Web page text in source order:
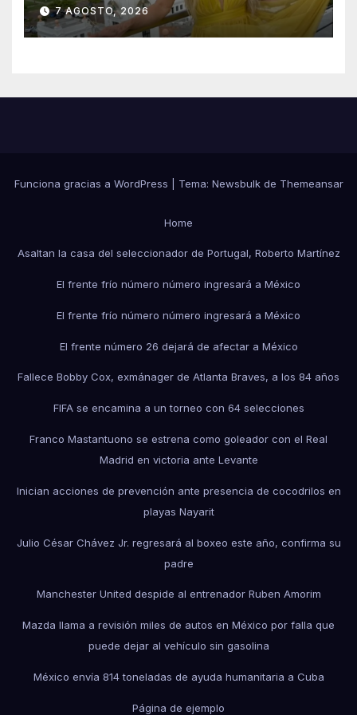
que le harán en Veracruz
7 AGOSTO, 2026
Funciona gracias a WordPress Tema: Newsbulkde Themeansar
Home
Asaltan la casa del seleccionador de Portugal, Roberto Martínez
El frente frío número número ingresará a México
El frente frío número número ingresará a México
El frente número 26 dejará de afectar a México
Fallece Bobby Cox, exmánager de Atlanta Braves, a los 84 años
FIFA se encamina a un torneo con 64 selecciones
Franco Mastantuono se estrena como goleador con el Real
Madrid en victoria ante Levante
Inician acciones de prevención ante presencia de cocodrilos en
playas Nayarit
Julio César Chávez Jr. regresará al boxeo este año, confirma su
padre
Manchester United despide al entrenador Ruben Amorim
Mazda llama a revisión miles de autos en México por falla que
puede dejar al vehículo sin gasolina
México envía 814 toneladas de ayuda humanitaria a Cuba
Página de ejemplo